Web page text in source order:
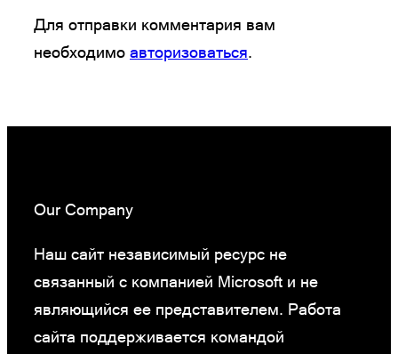
Для отправки комментария вам
необходимо авторизоваться.
Our Company
Наш сайт независимый ресурс не
связанный с компанией Microsoft и не
являющийся ее представителем. Работа
сайта поддерживается командой